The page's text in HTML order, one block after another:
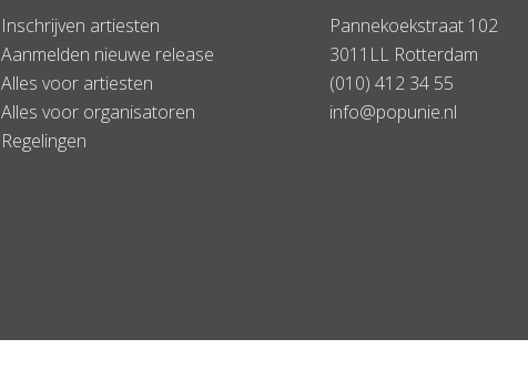
Inschrijven artiesten
Aanmelden nieuwe release
Alles voor artiesten
Alles voor organisatoren
Regelingen
Pannekoekstraat 102
3011LL Rotterdam
(010) 412 34 55
info@popunie.nl